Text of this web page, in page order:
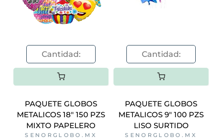
PAQUETE GLOBOS
METALICOS 18" 150 PZS
MIXTO PAPELERO
SENORGLOBO.MX
PAQUETE GLOBOS
METALICOS 9" 100 PZS
LISO SURTIDO
SENORGLOBO.MX